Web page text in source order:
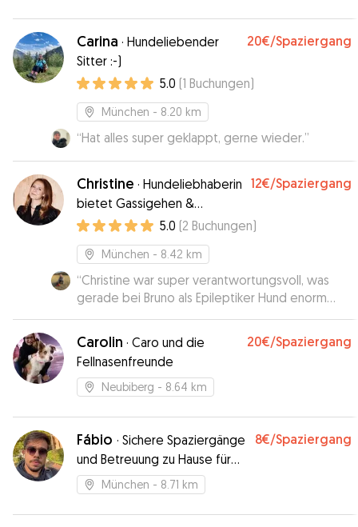
Carina · Hundeliebender
Sitter :-)
20€/Spaziergang
5.0 (1 Buchungen)
München - 8.20 km
“Hat alles super geklappt, gerne wieder.”
Christine · Hundeliebhaberin
bietet Gassigehen &
Betreuung 🦮
12€/Spaziergang
5.0 (2 Buchungen)
München - 8.42 km
“Christine war super verantwortungsvoll, was
gerade bei Bruno als Epileptiker Hund enorm
wichtig ist. Bruno hat sich total wohlgefühlt und
hat unendlich viel Streicheleinheiten bekommen.
Es wird nicht das letzte Mal gewesen sein, dass
ich Bruno bei Christine Zur Betreuung gebe :)
Carolin · Caro und die
Fellnasenfreunde
20€/Spaziergang
Neubiberg - 8.64 km
Fábio · Sichere Spaziergänge
und Betreuung zu Hause für
Ihren besten Freund
8€/Spaziergang
München - 8.71 km